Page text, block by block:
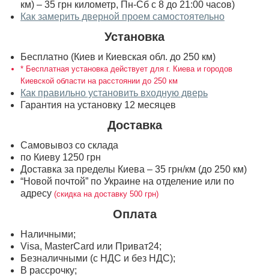
км) – 35 грн километр, Пн-Сб с 8 до 21:00 часов)
Как замерить дверной проем самостоятельно
Установка
Бесплатно (Киев и Киевская обл. до 250 км)
* Бесплатная установка действует для г. Киева и городов
Киевской области на расстоянии до 250 км
Как правильно установить входную дверь
Гарантия на установку 12 месяцев
Доставка
Самовывоз со склада
по Киеву 1250 грн
Доставка за пределы Киева – 35 грн/км (до 250 км)
“Новой почтой” по Украине на отделение или по
адресу (скидка на доставку 500 грн)
Оплата
Наличными;
Visa, MasterСard или Приват24;
Безналичными (с НДС и без НДС);
В рассрочку;